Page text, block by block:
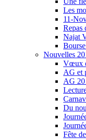
Les
11-
Repas
Najat
Nouvelles
Vœux
AG et
AG
Du
Fête